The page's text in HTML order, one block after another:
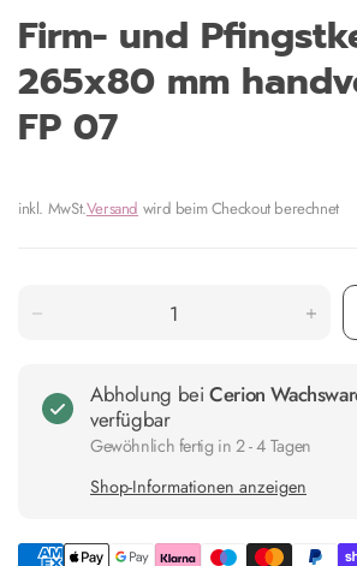
Firm- und
265x80 mm
FP 07
inkl. MwSt.Versand wird beim Checkout berechnet
Abholung beiCerion
verfügbar
Gewöhnlich fertig in 2 - 4 Tagen
Shop-Informationen anzeigen